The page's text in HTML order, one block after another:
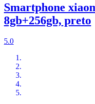
Smartphone
8gb+256gb, preto
5.0